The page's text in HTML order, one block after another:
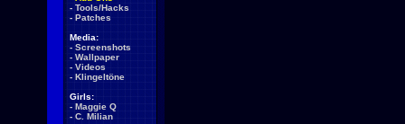
- Tools/Hacks
- Patches
Media:
- Screenshots
- Wallpaper
- Videos
- Klingeltöne
Girls:
- Maggie Q
- C. Milian